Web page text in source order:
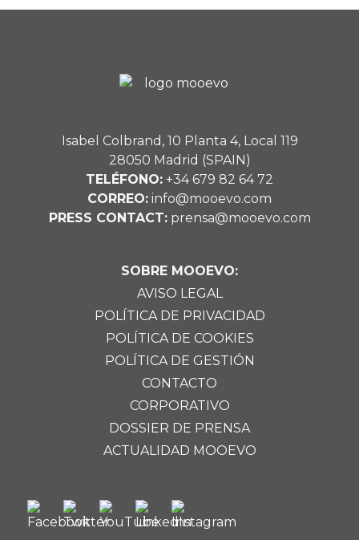
Isabel Colbrand, 10 Planta 4, Local 119
28050 Madrid (SPAIN)
TELÉFONO: +34 679 82 64 72
CORREO: info@mooevo.com
PRESS CONTACT:prensa@mooevo.com
SOBRE MOOEVO:
AVISO LEGAL
POLÍTICA DE PRIVACIDAD
POLÍTICA DE COOKIES
POLÍTICA DE GESTIÓN
CONTACTO
CORPORATIVO
DOSSIER DE PRENSA
ACTUALIDAD MOOEVO